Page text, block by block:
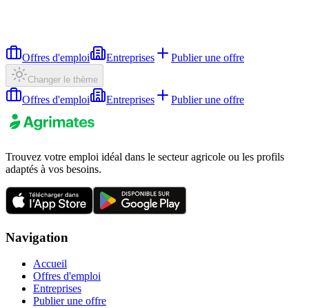
Offres d'emploi Entreprises Publier une offre
Changer le thème
Offres d'emploi Entreprises Publier une offre
Trouvez votre emploi idéal dans le secteur agricole ou les profils
adaptés à vos besoins.
Navigation
Accueil
Offres d'emploi
Entreprises
Publier une offre